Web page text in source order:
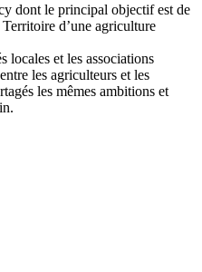
dont le principal objectif est de
d’une agriculture
et les associations
les agriculteurs et les
les mêmes ambitions et